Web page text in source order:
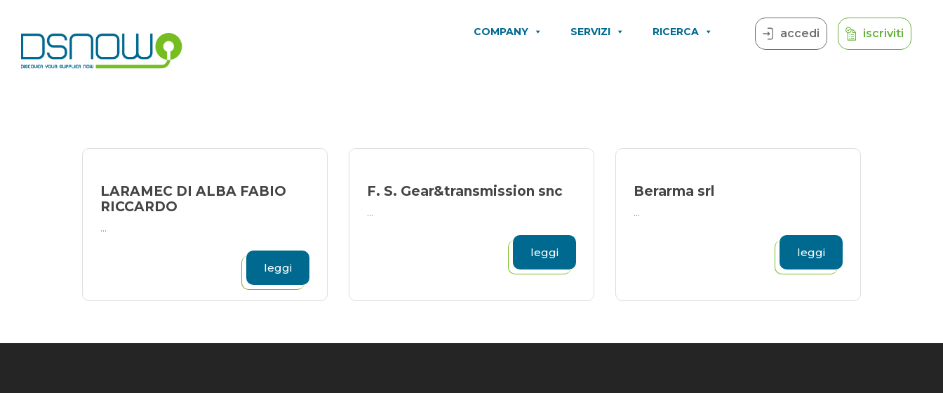
content
COMPANY SERVIZI RICERCA accedi iscriviti
LARAMEC DI ALBA FABIO
RICCARDO
...
leggi
F. S. Gear&transmission snc
...
leggi
Berarma srl
...
leggi